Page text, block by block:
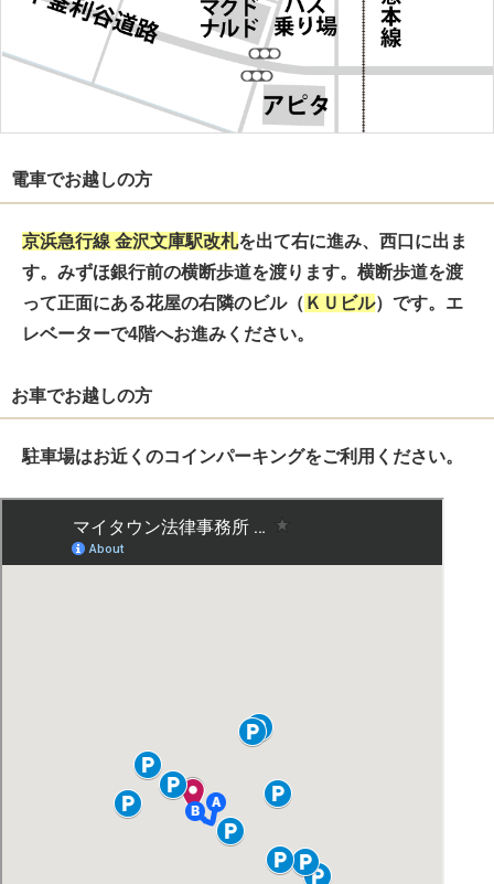
電車でお越しの方
京浜急行線 金沢文庫駅改札を出て右に進み、西口に出ま
す。みずほ銀行前の横断歩道を渡ります。横断歩道を渡
って正面にある花屋の右隣のビル（ ＫＵビル）です。エ
レベーターで4階へお進みください。
お車でお越しの方
駐車場はお近くのコインパーキングをご利用ください。